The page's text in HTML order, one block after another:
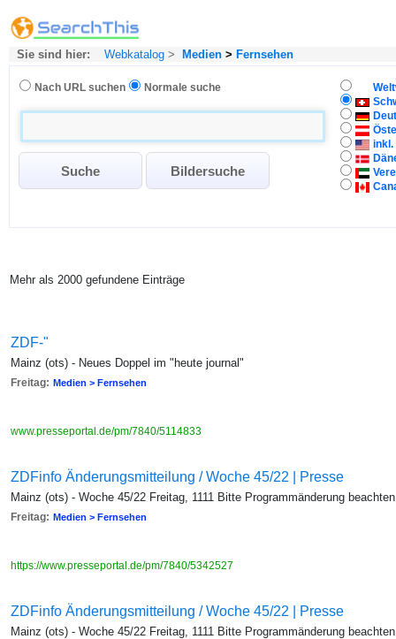
Sie sind hier: Webkatalog > Medien > Fernsehen
Nach URL suchen Normale suche
inkl.
Mehr als 2000 gefundene Einträge
ZDF-"
Mainz (ots) - Neues Doppel im "heute journal"
Freitag: Medien > Fernsehen
www.presseportal.de/pm/7840/5114833
ZDFinfo Änderungsmitteilung / Woche 45/22 | Presse
Mainz (ots) - Woche 45/22 Freitag, 1111 Bitte Programmänderung beachten
Freitag: Medien > Fernsehen
https://www.presseportal.de/pm/7840/5342527
ZDFinfo Änderungsmitteilung / Woche 45/22 | Presse
Mainz (ots) - Woche 45/22 Freitag, 1111 Bitte Programmänderung beachten